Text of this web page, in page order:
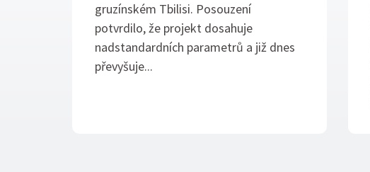
gruzínském Tbilisi. Posouzení
potvrdilo, že projekt dosahuje
nadstandardních parametrů a již dnes
převyšuje...